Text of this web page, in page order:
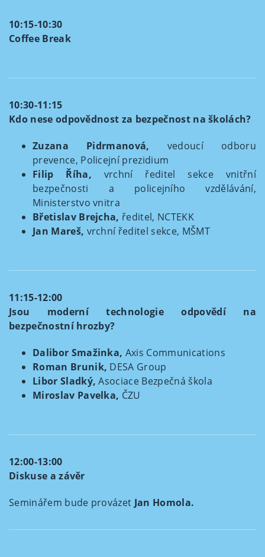
10:15-10:30
Coffee Break
10:30-11:15
Kdo nese odpovědnost za bezpečnost na školách?
Zuzana Pidrmanová, vedoucí odboru
prevence, Policejní prezidium
Filip Říha, vrchní ředitel sekce vnitřní
bezpečnosti a policejního vzdělávání,
Ministerstvo vnitra
Břetislav Brejcha, ředitel, NCTEKK
Jan Mareš, vrchní ředitel sekce, MŠMT
11:15-12:00
Jsou moderní technologie odpovědí na
bezpečnostní hrozby?
Dalibor Smažinka, Axis Communications
Roman Brunik, DESA Group
Libor Sladký, Asociace Bezpečná škola
Miroslav Pavelka, ČZU
12:00-13:00
Diskuse a závěr
Seminářem bude provázet Jan Homola.